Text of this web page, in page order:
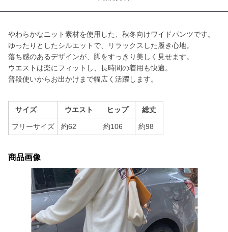
やわらかなニット素材を使用した、秋冬向けワイドパンツです。
ゆったりとしたシルエットで、リラックスした履き心地。
落ち感のあるデザインが、脚をすっきり美しく見せます。
ウエストは楽にフィットし、長時間の着用も快適。
普段使いからお出かけまで幅広く活躍します。
サイズ ウエスト ヒップ 総丈
フリーサイズ 約62 約106 約98
商品画像